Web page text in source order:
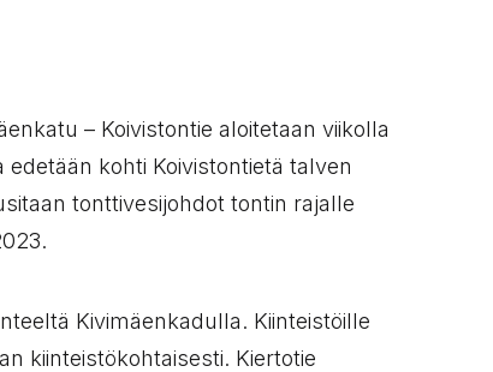
– Koivistontie aloitetaan viikolla
kohti Koivistontietä talven
tonttivesijohdot tontin rajalle
Kivimäenkadulla. Kiinteistöille
kiinteistökohtaisesti. Kiertotie